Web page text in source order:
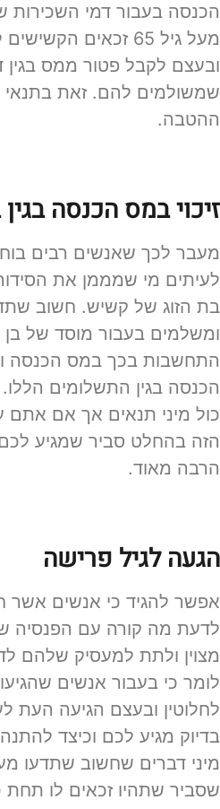
הכנסה בעבור דמי
מעל גיל 65 זכאים
ובעצם לקבל פטור ממס בגין
שמשולמים להם. זאת בתנאי
ההטבה.
זיכוי במס הכנסה
מעבר לכך שאנשים רבים
לעיתים מי שמממן את
בת הזוג של קשיש. חשוב
ומשלמים בעבור מוסד של
התחשבות בכך במס הכנסה
הכנסה בגין התשלומים
כול מיני תנאים אך אם אתם
הזה בהחלט סביר שמגיע לכם
הרבה מאוד.
הגעה לגיל פרישה
אפשר להגיד כי אנשים אשר
לדעת מה קורה עם הפנסיה
מצוין ולתת למעסיק שלהם
לומר כי בעבור אנשים
לחלוטין ובעצם הגיעה העת
בדיוק מגיע לכם וכיצד
מיני דברים שחשוב שתדעו
שסביר שתהיו זכאים לו תחת